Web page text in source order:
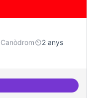
2 anys
residents